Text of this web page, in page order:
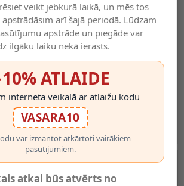
veikt jebkurā laikā, un mēs tos
arī šajā periodā. Lūdzam
apstrāde un piegāde var
ilgāku laiku nekā ierasts.
ATLAIDE
interneta veikalā ar atlaižu kodu
VASARA10
var izmantot atkārtoti vairākiem
pasūtījumiem.
atkal būs atvērts no